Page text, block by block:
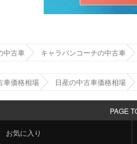
中古車 キャラバンコーチの中古車
車価格相場 日産の中古車価格相場
PAGE
お気に入り